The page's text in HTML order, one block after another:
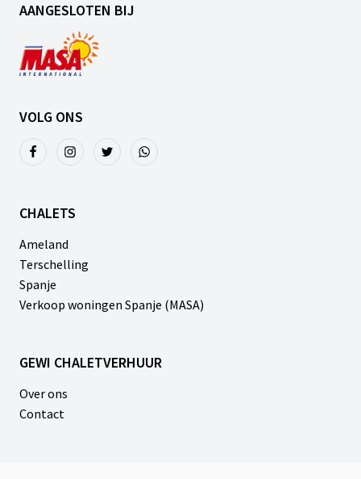
CHALETS
Ameland
Terschelling
Spanje
Verkoop woningen Spanje (MASA)
GEWI CHALETVERHUUR
Over ons
Contact
AANGESLOTEN BIJ
VOLG ONS